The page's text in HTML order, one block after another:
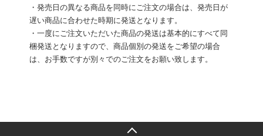
・発売日の異なる商品を同時にご注文の場合は、発売日が
遅い商品に合わせた時期に発送となります。
・一度にご注文いただいた商品の発送は基本的にすべて同
梱発送となりますので、商品個別の発送をご希望の場合
は、お手数ですが別々でのご注文をお願い致します。